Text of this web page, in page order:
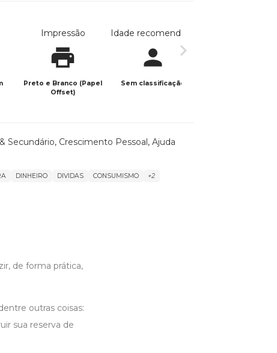
Impressão
Preto e Branco (Papel
Offset)
Idade recomendada
Sem classificação
Secundário, Crescimento Pessoal, Ajuda
DINHEIRO DIVIDAS CONSUMISMO +2
de forma prática,
outras coisas:
sua reserva de